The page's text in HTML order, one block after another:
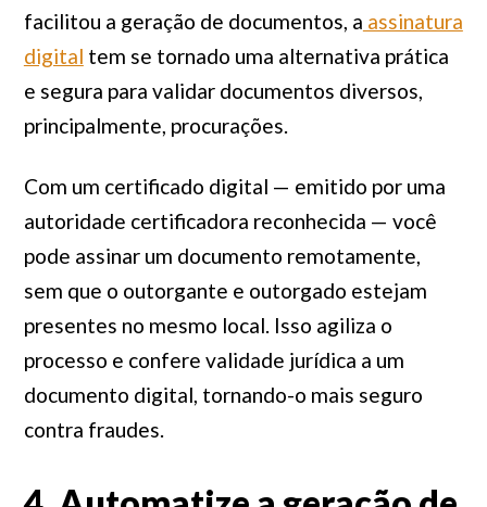
facilitou a geração de documentos, a assinatura
digital tem se tornado uma alternativa prática
e segura para validar documentos diversos,
principalmente, procurações.
Com um certificado digital — emitido por uma
autoridade certificadora reconhecida — você
pode assinar um documento remotamente,
sem que o outorgante e outorgado estejam
presentes no mesmo local. Isso agiliza o
processo e confere validade jurídica a um
documento digital, tornando-o mais seguro
contra fraudes.